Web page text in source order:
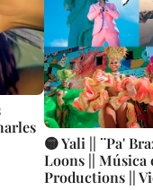
🟡 Yali || ¨Pa'
Loons || Música
Productions ||